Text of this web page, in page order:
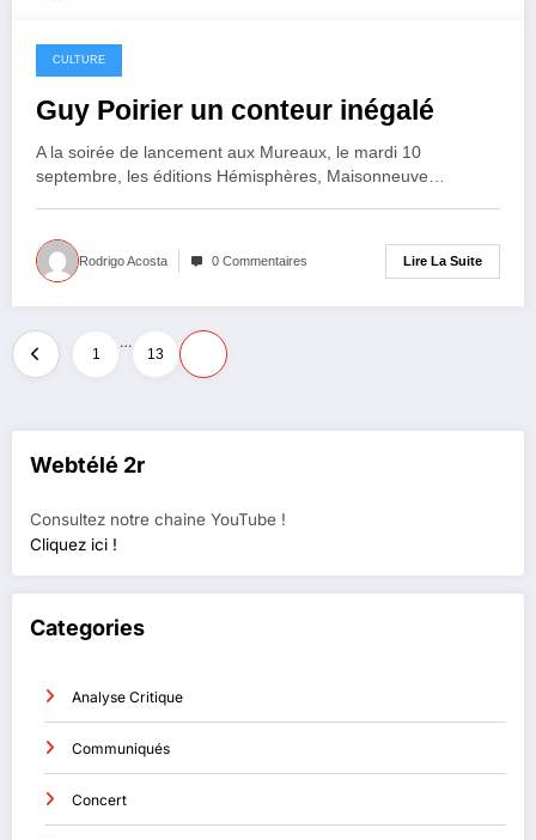
24 septembre 2024
CULTURE
Guy Poirier un conteur inégalé
A la soirée de lancement aux Mureaux, le mardi 10
septembre, les éditions Hémisphères, Maisonneuve…
Rodrigo Acosta 0 Commentaires Lire La Suite
Pagination
des
publications
1
…
13
Webtélé 2r
Consultez notre chaine YouTube !
Cliquez ici !
Categories
Analyse Critique
Communiqués
Concert